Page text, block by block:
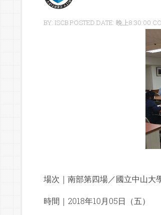
BY: ISCB POSTED DATE: 晚上8:30:00
場次｜南部第四場／國立中山大
時間｜2018年10月05日（五）